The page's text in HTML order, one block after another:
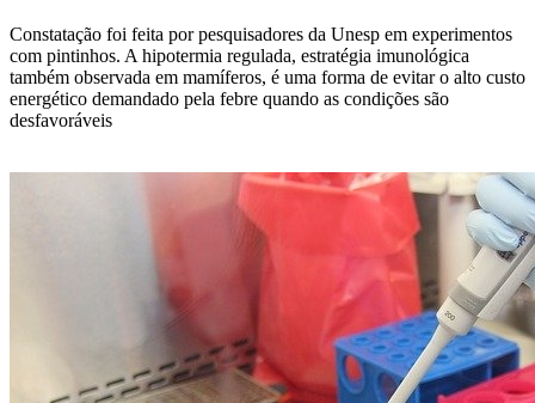
Constatação foi feita por pesquisadores da Unesp em experimentos
com pintinhos. A hipotermia regulada, estratégia imunológica
também observada em mamíferos, é uma forma de evitar o alto custo
energético demandado pela febre quando as condições são
desfavoráveis